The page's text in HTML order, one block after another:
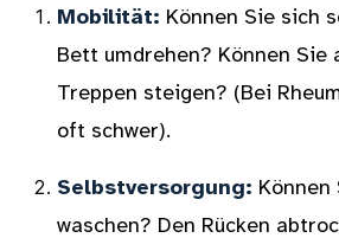
Mobilität: Können Sie sich
Bett umdrehen? Können Sie
Treppen steigen? (Bei
oft schwer).
Selbstversorgung: Können
waschen? Den Rücken